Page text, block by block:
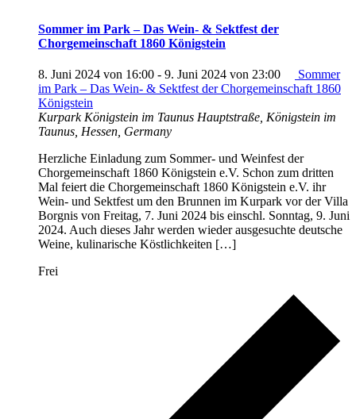
Sommer im Park – Das Wein- & Sektfest der
Chorgemeinschaft 1860 Königstein
8. Juni 2024 von 16:00 - 9. Juni 2024 von 23:00
Sommer
im Park – Das Wein- & Sektfest der Chorgemeinschaft 1860
Königstein
Kurpark Königstein im Taunus Hauptstraße, Königstein im
Taunus, Hessen, Germany
Herzliche Einladung zum Sommer- und Weinfest der
Chorgemeinschaft 1860 Königstein e.V. Schon zum dritten
Mal feiert die Chorgemeinschaft 1860 Königstein e.V. ihr
Wein- und Sektfest um den Brunnen im Kurpark vor der Villa
Borgnis von Freitag, 7. Juni 2024 bis einschl. Sonntag, 9. Juni
2024. Auch dieses Jahr werden wieder ausgesuchte deutsche
Weine, kulinarische Köstlichkeiten […]
Frei